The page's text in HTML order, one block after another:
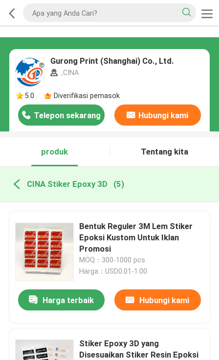
Gurong Print (Shanghai) Co., Ltd.
,CINA
5.0 Diverifikasi pemasok
Telepon sekarang Hubungi kami
produk Tentang kita
CINA Stiker Epoxy 3D (5)
Bentuk Reguler 3M Lem Stiker
Epoksi Kustom Untuk Iklan
Promosi
MOQ：300-1000 pcs
Harga：USD0.01-1.00
Harga terbaik Hubungi kami
Stiker Epoxy 3D yang
Disesuaikan Stiker Resin Epoksi